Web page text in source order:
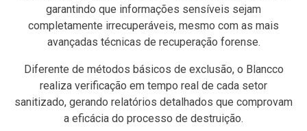
garantindo que informações sensíveis sejam
completamente irrecuperáveis, mesmo com as mais
avançadas técnicas de recuperação forense.
Diferente de métodos básicos de exclusão, o Blancco
realiza verificação em tempo real de cada setor
sanitizado, gerando relatórios detalhados que comprovam
a eficácia do processo de destruição.